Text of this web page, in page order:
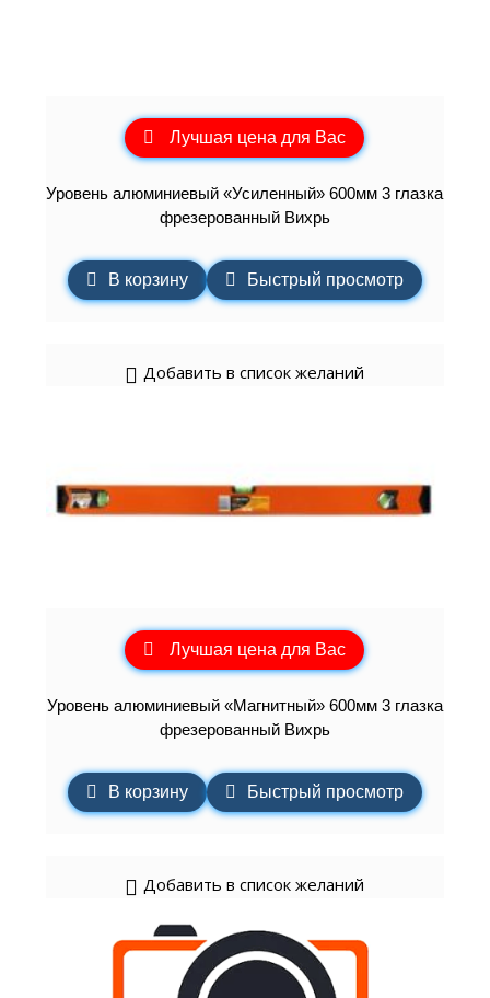
Лучшая цена для Вас
Уровень алюминиевый «Усиленный» 600мм 3 глазка
фрезерованный Вихрь
В корзину Быстрый просмотр
Добавить в список желаний
Лучшая цена для Вас
Уровень алюминиевый «Магнитный» 600мм 3 глазка
фрезерованный Вихрь
В корзину Быстрый просмотр
Добавить в список желаний